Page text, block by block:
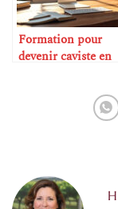
Formation pour
devenir caviste en